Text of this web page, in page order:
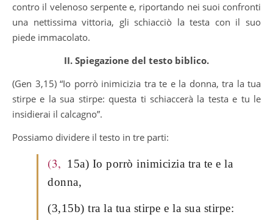
contro il velenoso serpente e, riportando nei suoi confronti
una nettissima vittoria, gli schiacciò la testa con il suo
piede immacolato.
II. Spiegazione del testo biblico.
(Gen 3,15) “Io porrò inimicizia tra te e la donna, tra la tua
stirpe e la sua stirpe: questa ti schiaccerà la testa e tu le
insidierai il calcagno”.
Possiamo dividere il testo in tre parti:
(3, 15a) Io porrò inimicizia tra te e la
donna,
(3,15b) tra la tua stirpe e la sua stirpe: